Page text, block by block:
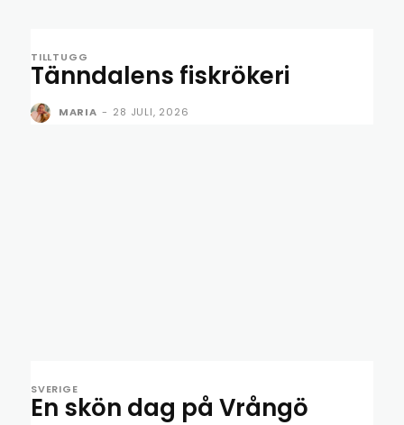
TILLTUGG
Tänndalens fiskrökeri
MARIA - 28 JULI, 2026
SVERIGE
En skön dag på Vrångö